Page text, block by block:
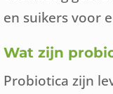
en suikers voor
Wat zijn
Probiotica zijn